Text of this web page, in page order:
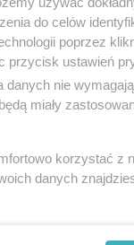
wyróżniona
do celów
poprzez
przycisk ustawień
danych nie
miały
korzystać z
danych